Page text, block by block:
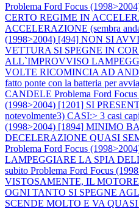
Problema Ford Focus
CERTO REGIME IN
ACCELERAZIONE (sembra
(1998>2004) [494] NON SI
VETTURA SI SPEGNE IN
ALL`IMPROVVISO
VOLTE RICOMINCIA AD
fatto ponte con la batteria per
CANDELE Problema Ford
(1998>2004) [1201] SI
notevolmente3) CASI:> 3 casi
(1998>2004) [1894] MINIMO
DECELERAZIONE QUASI
Problema Ford Focus
LAMPEGGIARE LA SPIA
subito Problema Ford Focus
VISTOSAMENTE, IL
OGNI TANTO SI SPEGNE
SCENDE MOLTO E VA